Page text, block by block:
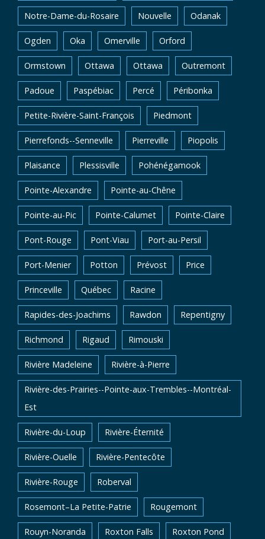
Notre-Dame-du-Rosaire Nouvelle Odanak
Ogden Oka Omerville Orford
Ormstown Ottawa Ottawa Outremont
Padoue Paspébiac Percé Péribonka
Petite-Rivière-Saint-François Piedmont
Pierrefonds--Senneville Pierreville Piopolis
Plaisance Plessisville Pohénégamook
Pointe-Alexandre Pointe-au-Chêne
Pointe-au-Pic Pointe-Calumet Pointe-Claire
Pont-Rouge Pont-Viau Port-au-Persil
Port-Menier Potton Prévost Price
Princeville Québec Racine
Rapides-des-Joachims Rawdon Repentigny
Richmond Rigaud Rimouski
Rivière Madeleine Rivière-à-Pierre
Rivière-des-Prairies--Pointe-aux-Trembles--Montréal-
Est
Rivière-du-Loup Rivière-Éternité
Rivière-Ouelle Rivière-Pentecôte
Rivière-Rouge Roberval
Rosemont–La Petite-Patrie Rougemont
Rouyn-Noranda Roxton Falls Roxton Pond